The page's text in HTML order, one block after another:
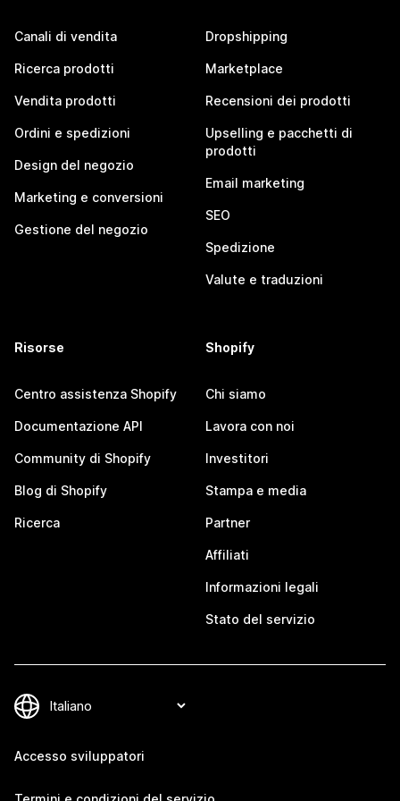
Canali di vendita
Ricerca prodotti
Vendita prodotti
Ordini e spedizioni
Design del negozio
Marketing e conversioni
Gestione del negozio
Dropshipping
Marketplace
Recensioni dei prodotti
Upselling e pacchetti di
prodotti
Email marketing
SEO
Spedizione
Valute e traduzioni
Risorse
Centro assistenza Shopify
Documentazione API
Community di Shopify
Blog di Shopify
Ricerca
Shopify
Chi siamo
Lavora con noi
Investitori
Stampa e media
Partner
Affiliati
Informazioni legali
Stato del servizio
Accesso sviluppatori